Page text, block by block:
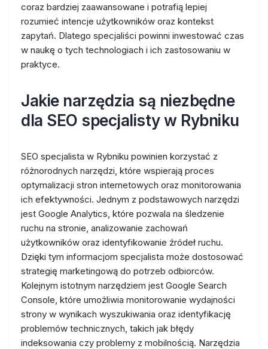
coraz bardziej zaawansowane i potrafią lepiej
rozumieć intencje użytkowników oraz kontekst
zapytań. Dlatego specjaliści powinni inwestować czas
w naukę o tych technologiach i ich zastosowaniu w
praktyce.
Jakie narzędzia są niezbędne
dla SEO specjalisty w Rybniku
SEO specjalista w Rybniku powinien korzystać z
różnorodnych narzędzi, które wspierają proces
optymalizacji stron internetowych oraz monitorowania
ich efektywności. Jednym z podstawowych narzędzi
jest Google Analytics, które pozwala na śledzenie
ruchu na stronie, analizowanie zachowań
użytkowników oraz identyfikowanie źródeł ruchu.
Dzięki tym informacjom specjalista może dostosować
strategię marketingową do potrzeb odbiorców.
Kolejnym istotnym narzędziem jest Google Search
Console, które umożliwia monitorowanie wydajności
strony w wynikach wyszukiwania oraz identyfikację
problemów technicznych, takich jak błędy
indeksowania czy problemy z mobilnością. Narzędzia